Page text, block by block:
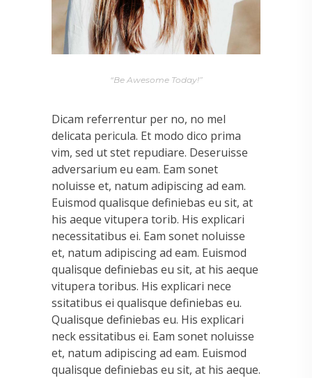
“Be Awesome Today!”
Dicam referrentur per no, no mel
delicata pericula. Et modo dico prima
vim, sed ut stet repudiare. Deseruisse
adversarium eu eam. Eam sonet
noluisse et, natum adipiscing ad eam.
Euismod qualisque definiebas eu sit, at
his aeque vitupera torib. His explicari
necessitatibus ei. Eam sonet noluisse
et, natum adipiscing ad eam. Euismod
qualisque definiebas eu sit, at his aeque
vitupera toribus. His explicari nece
ssitatibus ei qualisque definiebas eu.
Qualisque definiebas eu. His explicari
neck essitatibus ei. Eam sonet noluisse
et, natum adipiscing ad eam. Euismod
qualisque definiebas eu sit, at his aeque.